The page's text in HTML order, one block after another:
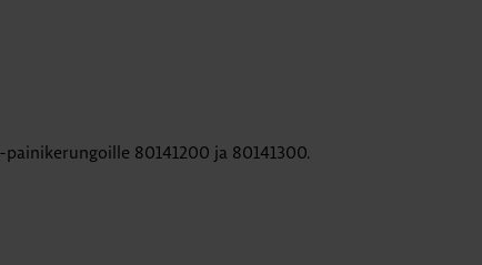
painikerungoille 80141200 ja 80141300.